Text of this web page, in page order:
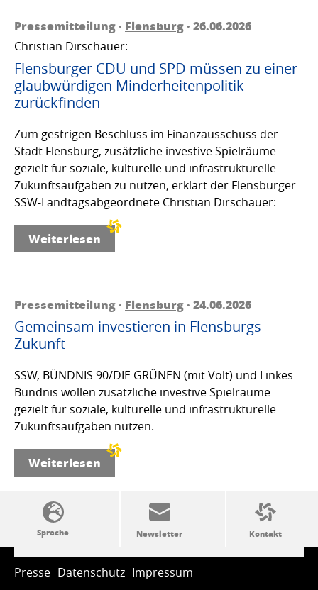
Pressemitteilung · Flensburg· 26.06.2026
Christian Dirschauer:
Flensburger CDU und SPD müssen zu einer
glaubwürdigen Minderheitenpolitik
zurückfinden
Zum gestrigen Beschluss im Finanzausschuss der
Stadt Flensburg, zusätzliche investive Spielräume
gezielt für soziale, kulturelle und infrastrukturelle
Zukunftsaufgaben zu nutzen, erklärt der Flensburger
SSW-Landtagsabgeordnete Christian Dirschauer:
Weiterlesen
Pressemitteilung · Flensburg· 24.06.2026
Gemeinsam investieren in Flensburgs
Zukunft
SSW, BÜNDNIS 90/DIE GRÜNEN (mit Volt) und Linkes
Bündnis wollen zusätzliche investive Spielräume
gezielt für soziale, kulturelle und infrastrukturelle
Zukunftsaufgaben nutzen.
Weiterlesen
SSW-Politik von A bis Z
Presse Datenschutz Impressum